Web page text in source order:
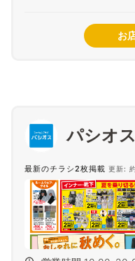
お
パシオ
最新のチラシ2枚掲載 更新: